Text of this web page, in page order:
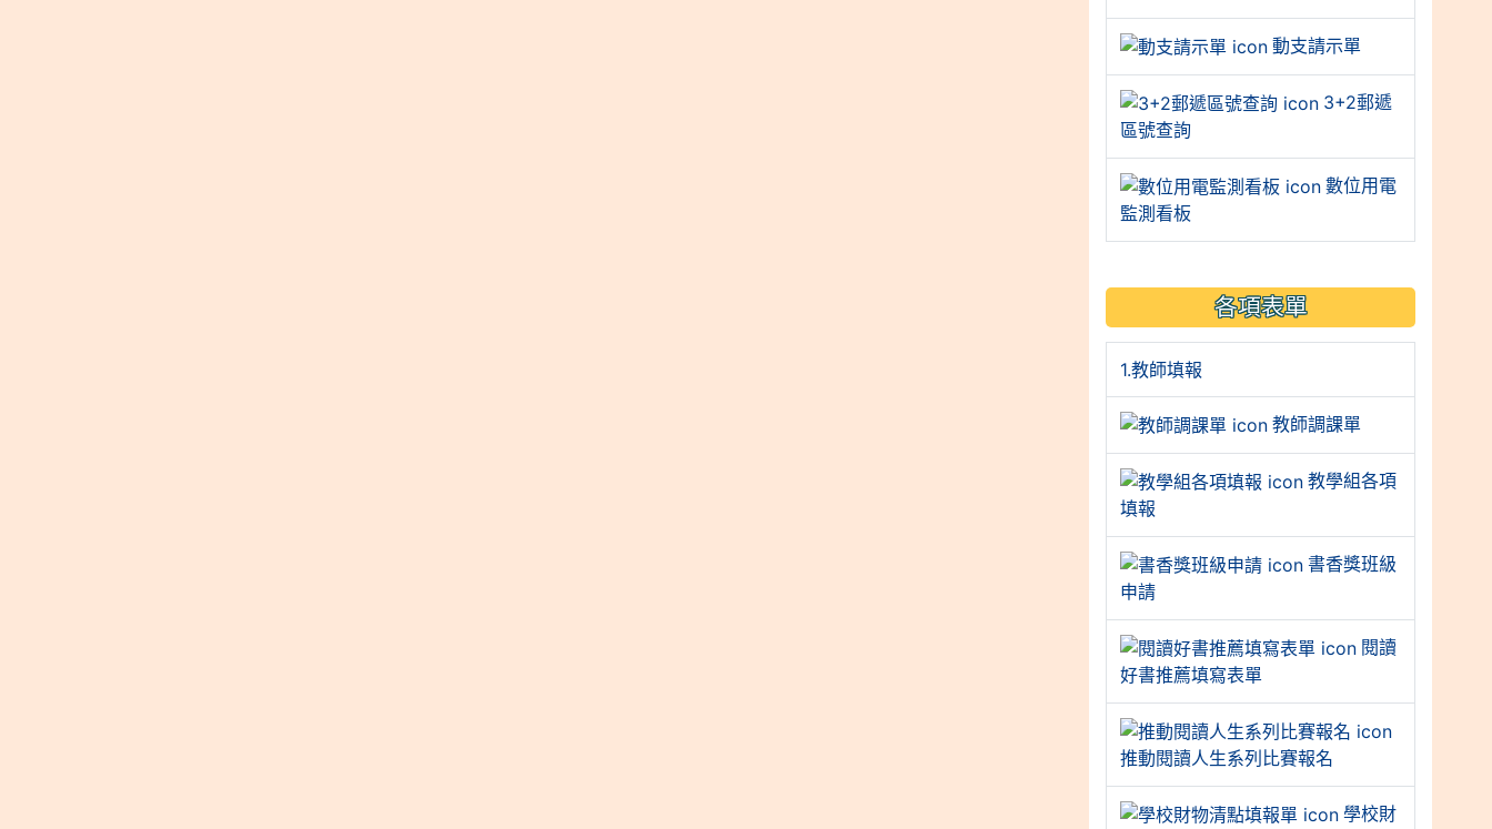
動支請示單
3+2郵遞
區號查詢
數位用電
監測看板
各項表單
1.教師填報
教師調課單
教學組各項
填報
書香獎班級
申請
閱讀
好書推薦填寫表單
推動閱讀人生系列比賽報名
學校財